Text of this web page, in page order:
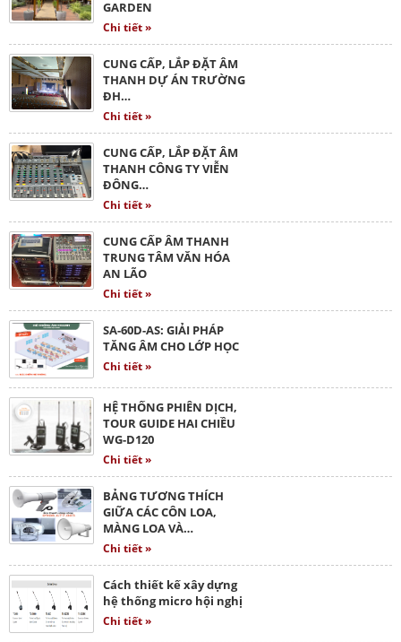
GARDEN
Chi tiết »
CUNG CẤP, LẮP ĐẶT ÂM
THANH DỰ ÁN TRƯỜNG
ĐH…
Chi tiết »
CUNG CẤP, LẮP ĐẶT ÂM
THANH CÔNG TY VIỄN
ĐÔNG…
Chi tiết »
CUNG CẤP ÂM THANH
TRUNG TÂM VĂN HÓA
AN LÃO
Chi tiết »
SA-60D-AS: GIẢI PHÁP
TĂNG ÂM CHO LỚP HỌC
Chi tiết »
HỆ THỐNG PHIÊN DỊCH,
TOUR GUIDE HAI CHIỀU
WG-D120
Chi tiết »
BẢNG TƯƠNG THÍCH
GIỮA CÁC CÔN LOA,
MÀNG LOA VÀ…
Chi tiết »
Cách thiết kế xây dựng
hệ thống micro hội nghị
Chi tiết »